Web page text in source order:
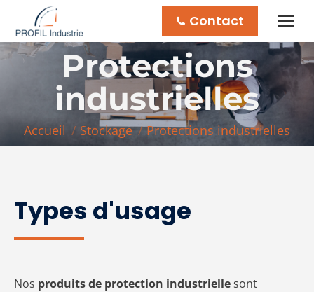
Contact
Protections
industrielles
Vous êtes ici :
Accueil Stockage Protections industrielles
Types d'usage
Nos produits de protection industriellesont